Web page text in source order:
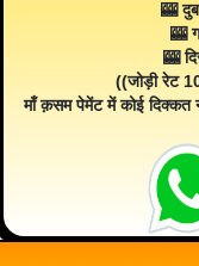
🎰
🎰
🎰
((जोड़ी रेट
माँ क़सम पेमेंट में कोई दिक्कत